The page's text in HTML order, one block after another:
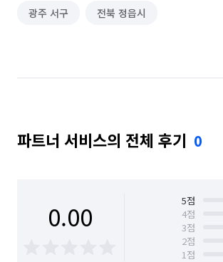
광주 서구 전북 정읍시
파트너 서비스의 전체 후기 0
0.00 5점
4점
3점
2점
1점